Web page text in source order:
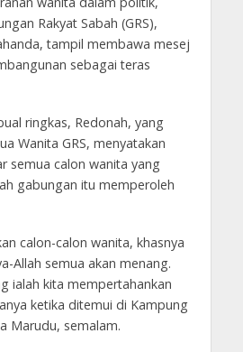
Rakyat Sabah (GRS),
tampil membawa mesej
sebagai teras
ringkas, Redonah, yang
Wanita GRS, menyatakan
semua calon wanita yang
gabungan itu memperoleh
calon-calon wanita, khasnya
Allah semua akan menang.
ialah kita mempertahankan
ketika ditemui di Kampung
Marudu, semalam.